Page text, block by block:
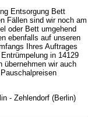
Entsorgung Bett
Fällen sind wir noch am
oder Bett umgehend
ebenfalls auf unseren
Ihres Auftrages
in 14129
übernehmen wir auch
- Zehlendorf (Berlin)